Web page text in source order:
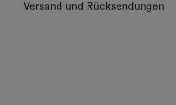
Versand und Rücksendungen